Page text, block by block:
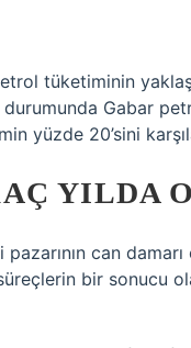
tüketiminin
durumunda Gabar
yüzde 20’sini
YILDA
can
bir sonucu